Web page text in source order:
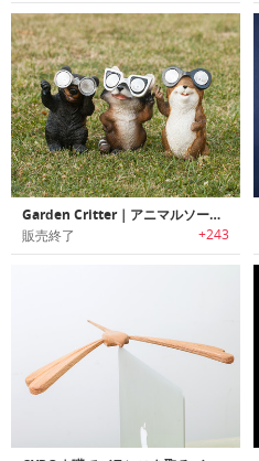
Garden Critter｜アニマルソーラーライト「ガーデンクリッター」
販売終了 +243